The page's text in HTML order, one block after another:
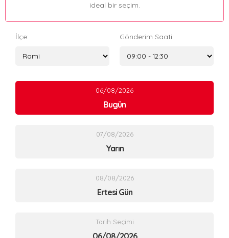
ideal bir seçim.
İlçe: Gönderim Saati:
06/08/2026
Bugün
07/08/2026
Yarın
08/08/2026
Ertesi Gün
Tarih Seçimi